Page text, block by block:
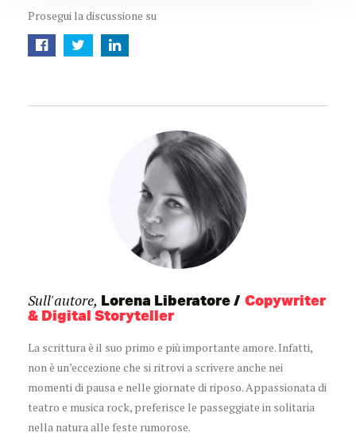
Prosegui la discussione su
Sull'autore, Lorena Liberatore
Copywriter
& Digital Storyteller
La scrittura è il suo primo e più importante amore. Infatti,
non è un’eccezione che si ritrovi a scrivere anche nei
momenti di pausa e nelle giornate di riposo. Appassionata di
teatro e musica rock, preferisce le passeggiate in solitaria
nella natura alle feste rumorose.